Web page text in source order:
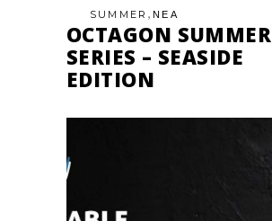
SUMMER ,ΝΕΑ
OCTAGON SUMMER
SERIES – SEASIDE
EDITION